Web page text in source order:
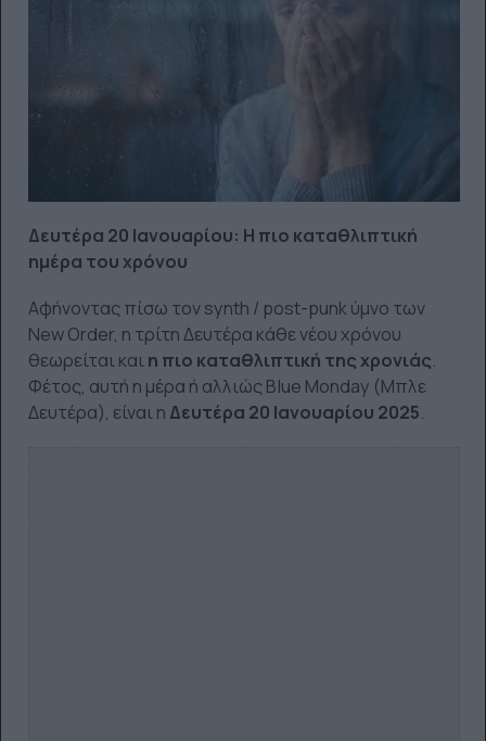
Δευτέρα 20 Ιανουαρίου: Η πιο καταθλιπτική
ημέρα του χρόνου
Αφήνοντας πίσω τον synth / post-punk ύμνο των
New Order, η τρίτη Δευτέρα κάθε νέου χρόνου
θεωρείται καιη πιο καταθλιπτική της χρονιάς.
Φέτος, αυτή η μέρα ή αλλιώς Blue Monday (Μπλε
Δευτέρα), είναι η Δευτέρα 20 Ιανουαρίου 2025.